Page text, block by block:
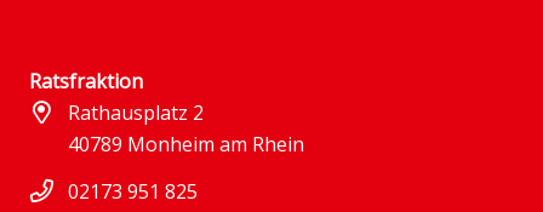
Ratsfraktion
Rathausplatz 2
40789 Monheim am Rhein
02173 951 825